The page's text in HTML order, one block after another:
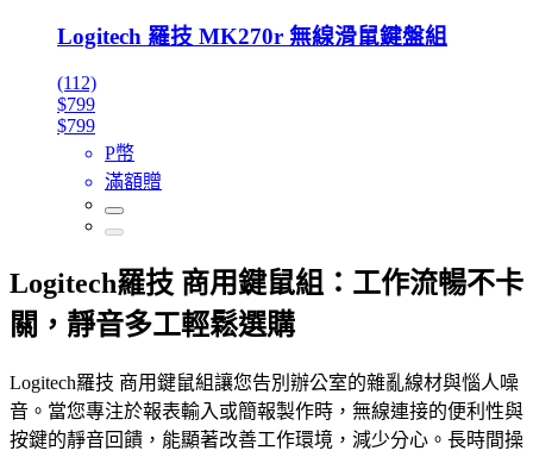
Logitech 羅技 MK270r 無線滑鼠鍵盤組
(112)
$799
$799
P幣
滿額贈
Logitech羅技 商用鍵鼠組：工作流暢不卡
關，靜音多工輕鬆選購
Logitech羅技 商用鍵鼠組讓您告別辦公室的雜亂線材與惱人噪
音。當您專注於報表輸入或簡報製作時，無線連接的便利性與
按鍵的靜音回饋，能顯著改善工作環境，減少分心。長時間操